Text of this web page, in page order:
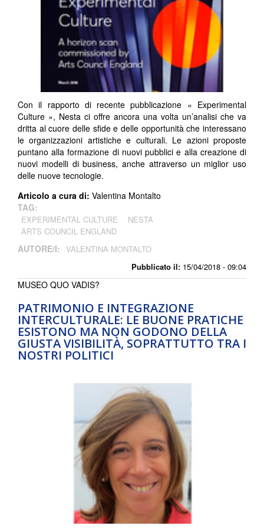
Pubblicato il: 15/04/2018 - 09:04
Con il rapporto di recente pubblicazione « Experimental
Culture », Nesta ci offre ancora una volta un’analisi che va
dritta al cuore delle sfide e delle opportunità che interessano
le organizzazioni artistiche e culturali. Le azioni proposte
puntano alla formazione di nuovi pubblici e alla creazione di
nuovi modelli di business, anche attraverso un miglior uso
delle nuove tecnologie.
Articolo a cura di: Valentina Montalto
TAG:
EXPERIMENTAL CULTURE
NESTA
ARTS COUNCIL ENGLAND
AUTORE/I: VALENTINA MONTALTO
PATRIMONIO E INTEGRAZIONE
INTERCULTURALE: LE BUONE PRATICHE
ESISTONO MA NON GODONO DELLA
GIUSTA VISIBILITÀ, SOPRATTUTTO TRA I
NOSTRI POLITICI
MUSEO QUO VADIS?